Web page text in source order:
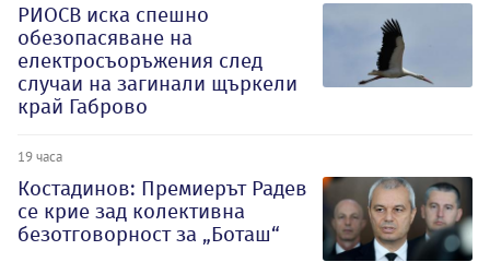
РИОСВ иска спешно
обезопасяване на
електросъоръжения след
случаи на загинали щъркели
край Габрово
19 часа
Костадинов: Премиерът Радев
се крие зад колективна
безотговорност за „Боташ“